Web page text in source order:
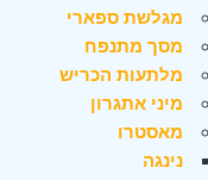
מגלשת ספארי
מסך מתנפח
מלתעות הכריש
מיני אתגרון
מאסטרו
נינגה